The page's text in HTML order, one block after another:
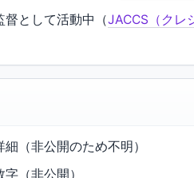
督として活動中（JACCS（クレ
（非公開のため不明）
（非公開）